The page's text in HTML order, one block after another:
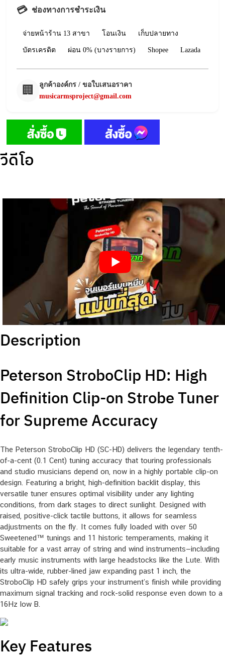
💳 ช่องทางการชำระเงิน
จ่ายหน้าร้าน 13 สาขา โอนเงิน เก็บปลายทาง
บัตรเครดิต ผ่อน 0% (บางรายการ) Shopee Lazada
🏢
ลูกค้าองค์กร / ขอใบเสนอราคา
musicarmsproject@gmail.com
วีดีโอ
Description
Peterson StroboClip HD: High
Definition Clip-on Strobe Tuner
for Supreme Accuracy
The Peterson StroboClip HD (SC-HD) delivers the legendary tenth-
of-a-cent (0.1 Cent) tuning accuracy that touring professionals
and studio musicians depend on, now in a highly portable clip-on
design. Featuring a bright, high-definition backlit display, this
versatile tuner ensures optimal visibility under any lighting
conditions, from dark stages to direct sunlight. Designed with
raised, positive-click tactile buttons, it allows for seamless
adjustments on the fly. It comes fully loaded with over 50
Sweetened™ tunings and 11 historic temperaments, making it
suitable for a vast array of string and wind instruments—including
early music instruments with large headstocks like the Lute. With
its ultra-wide, rubber-lined jaw expanding past 1 inch, the
StroboClip HD safely grips your instrument’s finish while providing
maximum signal tracking and rock-solid response even down to a
16Hz low B.
Key Features